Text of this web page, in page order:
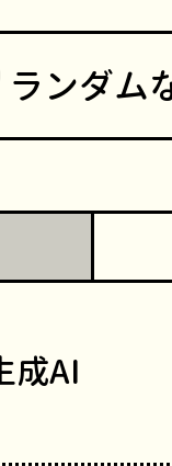
ランダム
成AI